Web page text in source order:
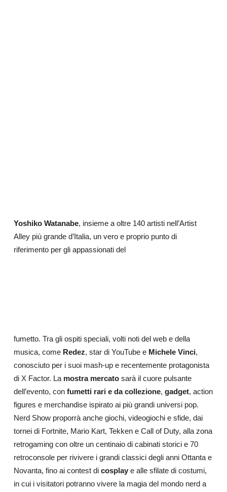
Yoshiko Watanabe, insieme a oltre 140 artisti nell’Artist
Alley più grande d’Italia, un vero e proprio punto di
riferimento per gli appassionati del
fumetto. Tra gli ospiti speciali, volti noti del web e della
musica, come Redez, star di YouTube e Michele Vinci,
conosciuto per i suoi mash-up e recentemente protagonista
di X Factor. La mostra mercatosarà il cuore pulsante
dell’evento, con fumetti rari e da collezione, gadget, action
figures e merchandise ispirato ai più grandi universi pop.
Nerd Show proporrà anche giochi, videogiochi e sfide, dai
tornei di Fortnite, Mario Kart, Tekken e Call of Duty, alla zona
retrogaming con oltre un centinaio di cabinati storici e 70
retroconsole per rivivere i grandi classici degli anni Ottanta e
Novanta, fino ai contest di cosplaye alle sfilate di costumi,
in cui i visitatori potranno vivere la magia del mondo nerd a